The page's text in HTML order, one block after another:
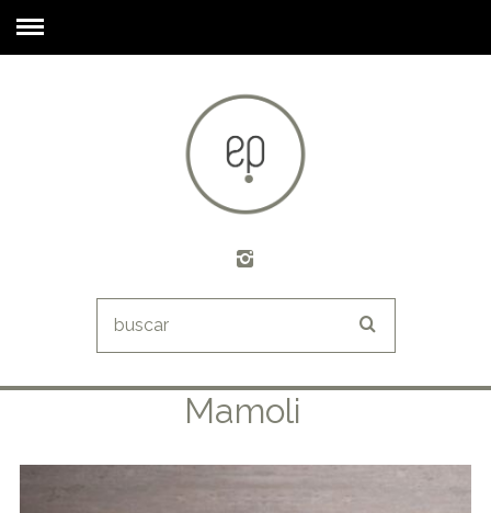
Mamoli